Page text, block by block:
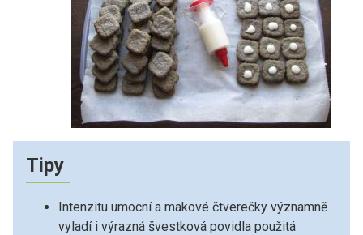
Tipy
Intenzitu umocní a makové čtverečky významně
vyladí i výrazná švestková povidla použitá